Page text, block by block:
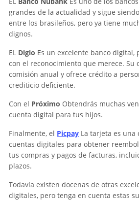
grandes de la actualidad y sigue
entre los brasileños, pero ya tiene
dignos.
EL Digio Es un excelente banco digital,
con el reconocimiento que merece. Su
comisión anual y ofrece crédito a
crediticio deficiente.
Con el Próximo Obtendrás muchas
cuenta digital para tus hijos.
Finalmente, el Picpay La tarjeta es una
cuentas digitales para obtener
tus compras y pagos de facturas,
plazos.
Todavía existen docenas de otras
digitales, pero tenga en cuenta estas